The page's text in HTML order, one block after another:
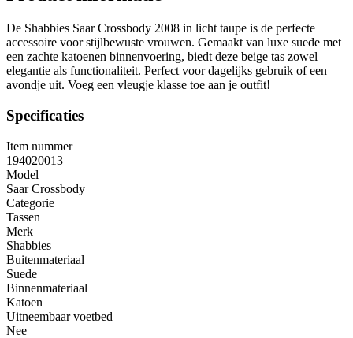
De Shabbies Saar Crossbody 2008 in licht taupe is de perfecte
accessoire voor stijlbewuste vrouwen. Gemaakt van luxe suede met
een zachte katoenen binnenvoering, biedt deze beige tas zowel
elegantie als functionaliteit. Perfect voor dagelijks gebruik of een
avondje uit. Voeg een vleugje klasse toe aan je outfit!
Specificaties
Item nummer
194020013
Model
Saar Crossbody
Categorie
Tassen
Merk
Shabbies
Buitenmateriaal
Suede
Binnenmateriaal
Katoen
Uitneembaar voetbed
Nee